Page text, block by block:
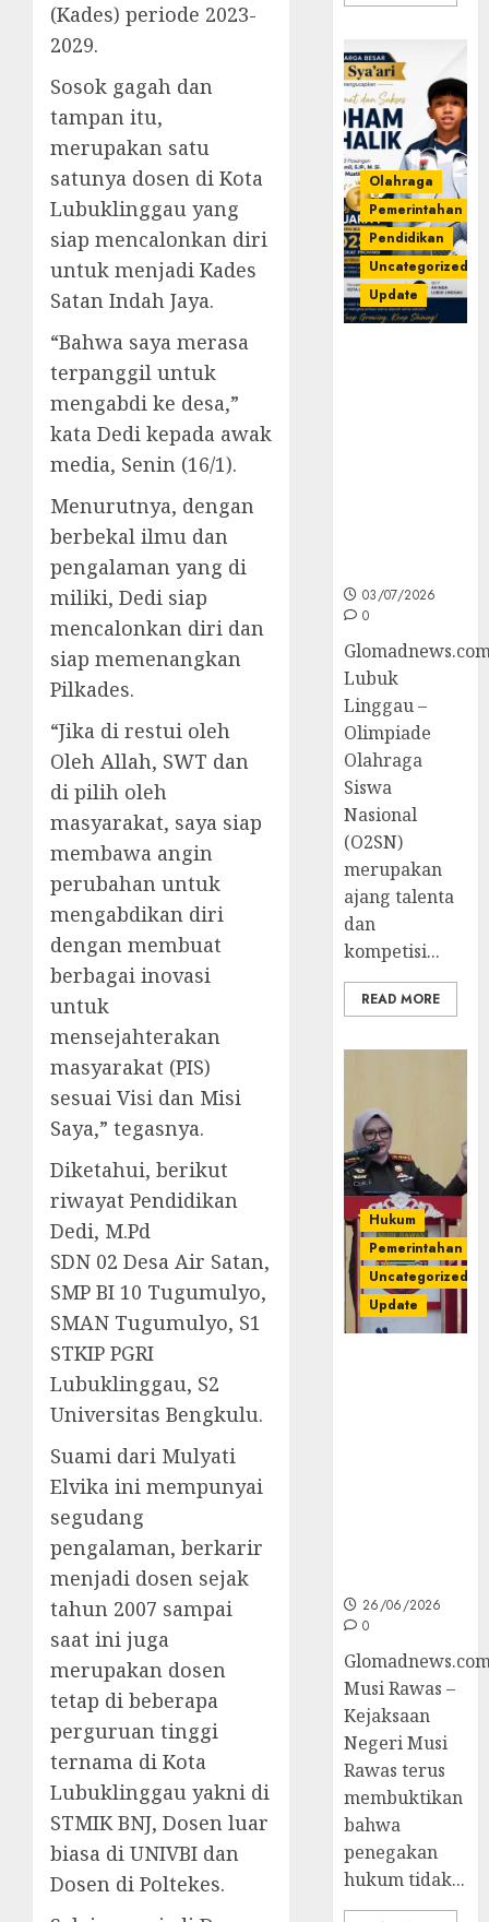
(Kades) periode 2023-
2029.
Sosok gagah dan
tampan itu,
merupakan satu
satunya dosen di Kota
Lubuklinggau yang
siap mencalonkan diri
untuk menjadi Kades
Satan Indah Jaya.
“Bahwa saya merasa
terpanggil untuk
mengabdi ke desa,”
kata Dedi kepada awak
media, Senin (16/1).
Menurutnya, dengan
berbekal ilmu dan
pengalaman yang di
miliki, Dedi siap
mencalonkan diri dan
siap memenangkan
Pilkades.
“Jika di restui oleh
Oleh Allah, SWT dan
di pilih oleh
masyarakat, saya siap
membawa angin
perubahan untuk
mengabdikan diri
dengan membuat
berbagai inovasi
untuk
mensejahterakan
masyarakat (PIS)
sesuai Visi dan Misi
Saya,” tegasnya.
Diketahui, berikut
riwayat Pendidikan
Dedi, M.Pd
SDN 02 Desa Air Satan,
SMP BI 10 Tugumulyo,
SMAN Tugumulyo, S1
STKIP PGRI
Lubuklinggau, S2
Universitas Bengkulu.
Suami dari Mulyati
Elvika ini mempunyai
segudang
pengalaman, berkarir
menjadi dosen sejak
tahun 2007 sampai
saat ini juga
merupakan dosen
tetap di beberapa
perguruan tinggi
ternama di Kota
Lubuklinggau yakni di
STMIK BNJ, Dosen luar
biasa di UNIVBI dan
Dosen di Poltekes.
Olahraga
Pemerintahan
Pendidikan
Uncategorized
Update
03/07/2026
0
Lubuk
Linggau –
Olimpiade
Olahraga
Siswa
Nasional
(O2SN)
merupakan
ajang talenta
dan
kompetisi...
READ MORE
Hukum
Pemerintahan
Uncategorized
Update
26/06/2026
0
Musi Rawas –
Kejaksaan
Negeri Musi
Rawas terus
membuktikan
bahwa
penegakan
hukum tidak...